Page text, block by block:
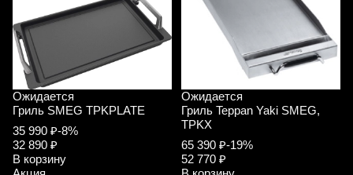
Ожидается
Гриль SMEG TPKPLATE
35 990 ₽-8%
32 890 ₽
В корзину
Ожидается
Гриль Teppan Yaki SMEG,
TPKX
65 390 ₽-19%
52 770 ₽